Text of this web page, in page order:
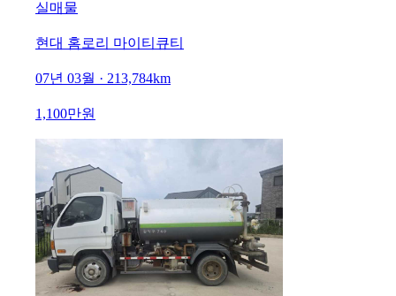
실매물
현대 홈로리 마이티큐티
07년 03월 · 213,784km
1,100만원